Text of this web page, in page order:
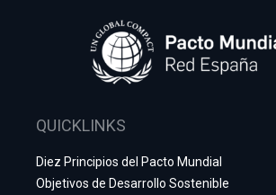
QUICKLINKS
Diez Principios del Pacto Mundial
Objetivos de Desarrollo Sostenible